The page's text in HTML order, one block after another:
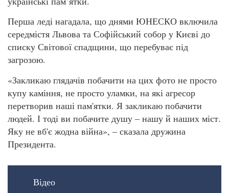
Перша леді нагадала, що днями ЮНЕСКО включила
середмістя Львова та Софійський собор у Києві до
списку Світової спадщини, що перебуває під
загрозою.
«Закликаю глядачів побачити на цих фото не просто
купу каміння, не просто уламки, на які агресор
перетворив наші пам'ятки. Я закликаю побачити
людей. І тоді ви побачите душу – нашу й наших міст.
Яку не вб'є жодна війна», – сказала дружина
Президента.
Відео